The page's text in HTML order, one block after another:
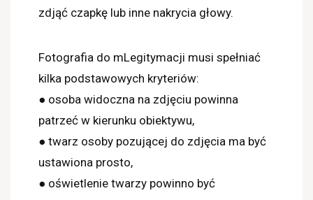
zdjąć czapkę lub inne nakrycia głowy.
Fotografia do mLegitymacji musi spełniać
kilka podstawowych kryteriów:
● osoba widoczna na zdjęciu powinna
patrzeć w kierunku obiektywu,
● twarz osoby pozującej do zdjęcia ma być
ustawiona prosto,
● oświetlenie twarzy powinno być